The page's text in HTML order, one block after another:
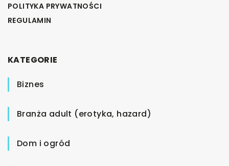
POLITYKA PRYWATNOŚCI
REGULAMIN
KATEGORIE
Biznes
Branża adult (erotyka, hazard)
Dom i ogród